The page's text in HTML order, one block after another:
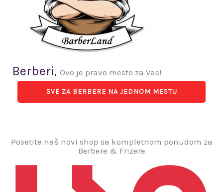
Berberi, Ovo je pravo mesto za Vas!
SVE ZA BERBERE NA JEDNOM MESTU
Posetite naš novi shop sa kompletnom ponudom za
Berbere & Frizere